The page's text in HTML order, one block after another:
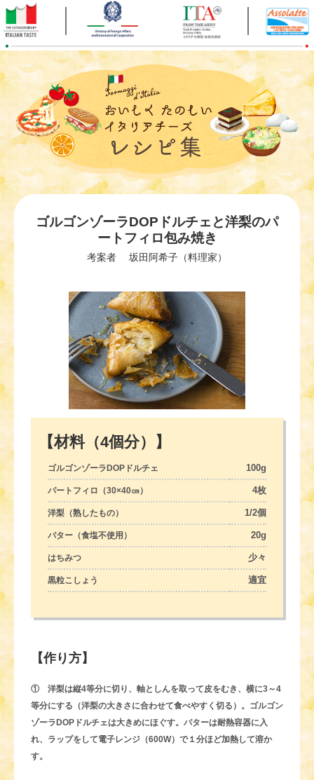
ゴルゴンゾーラDOPドルチェと洋梨のパ
ートフィロ包み焼き
考案者 坂田阿希子（料理家）
【材料（4個分）】
ゴルゴンゾーラDOPドルチェ 100g
パートフィロ（30×40㎝） 4枚
洋梨（熟したもの） 1/2個
バター（食塩不使用） 20g
はちみつ 少々
黒粒こしょう 適宜
【作り方】
① 洋梨は縦4等分に切り、軸としんを取って皮をむき、横に3～4
等分にする（洋梨の大きさに合わせて食べやすく切る）。ゴルゴン
ゾーラDOPドルチェは大きめにほぐす。バターは耐熱容器に入
れ、ラップをして電子レンジ（600W）で１分ほど加熱して溶か
す。